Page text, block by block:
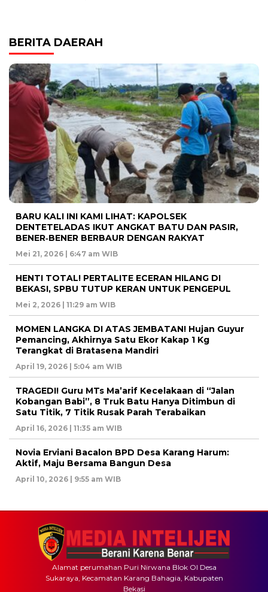
BERITA DAERAH
BARU KALI INI KAMI LIHAT: KAPOLSEK
DENTETELADAS IKUT ANGKAT BATU DAN PASIR,
BENER‑BENER BERBAUR DENGAN RAKYAT
Mei 21, 2026 | 6:47 am WIB
HENTI TOTAL! PERTALITE ECERAN HILANG DI
BEKASI, SPBU TUTUP KERAN UNTUK PENGEPUL
Mei 2, 2026 | 11:29 am WIB
MOMEN LANGKA DI ATAS JEMBATAN! Hujan Guyur
Pemancing, Akhirnya Satu Ekor Kakap 1 Kg
Terangkat di Bratasena Mandiri
April 19, 2026 | 5:04 am WIB
TRAGEDI! Guru MTs Ma’arif Kecelakaan di “Jalan
Kobangan Babi”, 8 Truk Batu Hanya Ditimbun di
Satu Titik, 7 Titik Rusak Parah Terabaikan
April 16, 2026 | 11:35 am WIB
Novia Erviani Bacalon BPD Desa Karang Harum:
Aktif, Maju Bersama Bangun Desa
April 10, 2026 | 9:55 am WIB
Alamat perumahan Puri Nirwana Blok OI Desa
Sukaraya, Kecamatan Karang Bahagia, Kabupaten
Bekasi